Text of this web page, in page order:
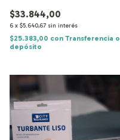
$33.844,00
6 x $5.640,67 sin interés
$25.383,00 con Transferencia o
depósito